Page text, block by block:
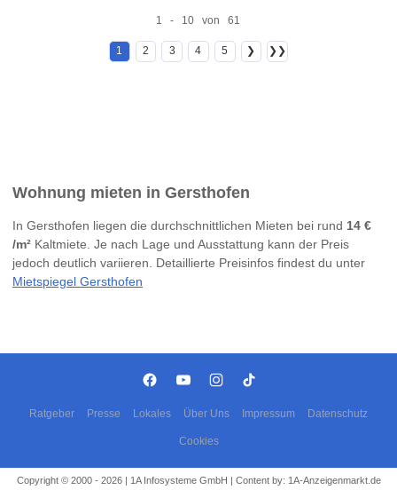
1 - 10 von 61
1 2 3 4 5 ❯ ❯❯
Wohnung mieten in Gersthofen
In Gersthofen liegen die durchschnittlichen Mieten bei rund 14 €
/m² Kaltmiete. Je nach Lage und Ausstattung kann der Preis
jedoch deutlich variieren. Detaillierte Preisinfos findest du unter
Mietspiegel Gersthofen
Ratgeber Presse Lokales Über Uns Impressum Datenschutz
Cookies
Copyright © 2000 - 2026 | 1A Infosysteme GmbH | Content by: 1A-Anzeigenmarkt.de